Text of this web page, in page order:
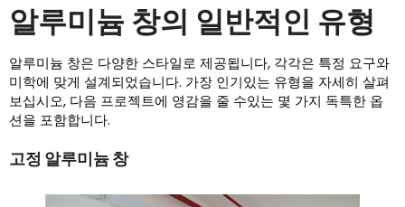
알루미늄 창의 일반적인 유형
알루미늄 창은 다양한 스타일로 제공됩니다, 각각은 특정 요구와
미학에 맞게 설계되었습니다. 가장 인기있는 유형을 자세히 살펴
보십시오, 다음 프로젝트에 영감을 줄 수있는 몇 가지 독특한 옵
션을 포함합니다.
고정 알루미늄 창